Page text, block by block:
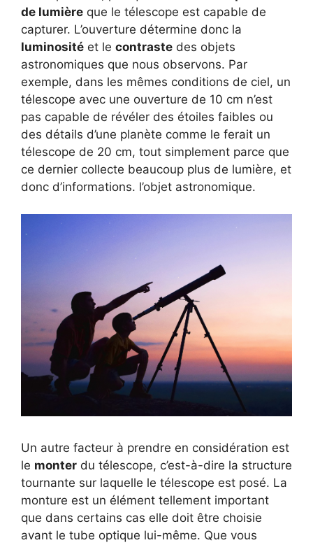
de lumière que le télescope est capable de
capturer. L’ouverture détermine donc la
luminosité et le contraste des objets
astronomiques que nous observons. Par
exemple, dans les mêmes conditions de ciel, un
télescope avec une ouverture de 10 cm n’est
pas capable de révéler des étoiles faibles ou
des détails d’une planète comme le ferait un
télescope de 20 cm, tout simplement parce que
ce dernier collecte beaucoup plus de lumière, et
donc d’informations. l’objet astronomique.
Un autre facteur à prendre en considération est
le monter du télescope, c’est-à-dire la structure
tournante sur laquelle le télescope est posé. La
monture est un élément tellement important
que dans certains cas elle doit être choisie
avant le tube optique lui-même. Que vous